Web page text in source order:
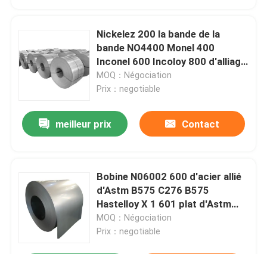
Nickelez 200 la bande de la
bande NO4400 Monel 400
Inconel 600 Incoloy 800 d'alliage
de nickel de haute résistance
MOQ：Négociation
Prix：negotiable
meilleur prix Contact
Bobine N06002 600 d'acier allié
d'Astm B575 C276 B575
Hastelloy X 1 601 plat d'Astm
B443 Inconel 625
MOQ：Négociation
Prix：negotiable